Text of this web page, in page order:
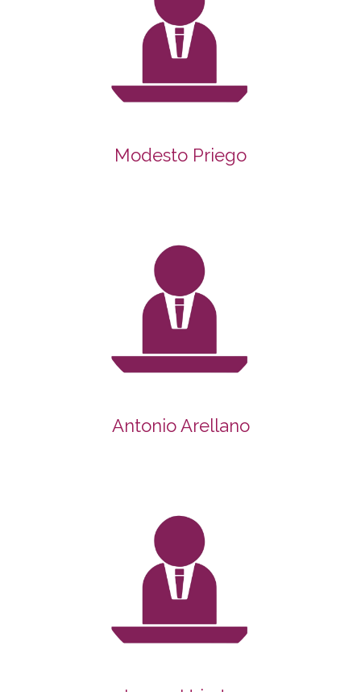
Modesto Priego
Antonio Arellano